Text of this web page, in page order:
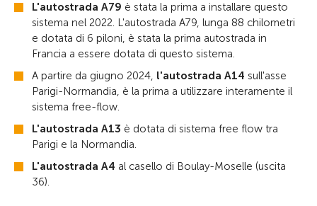
L'autostrada A79 è stata la prima a installare questo
sistema nel 2022. L'autostrada A79, lunga 88 chilometri
e dotata di 6 piloni, è stata la prima autostrada in
Francia a essere dotata di questo sistema.
A partire da giugno 2024, l'autostrada A14 sull'asse
Parigi-Normandia, è la prima a utilizzare interamente il
sistema free-flow.
L'autostrada A13 è dotata di sistema free flow tra
Parigi e la Normandia.
L'autostrada A4 al casello di Boulay-Moselle (uscita
36).